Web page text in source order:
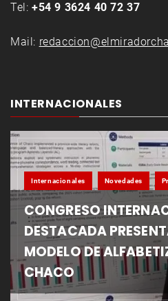
Tel: +54 9 3624 40 72 37
Mail:
INTERNACIONALES
Internacionales Novedades
CONGRESO
DESTACADA
MODELO DE
CHACO